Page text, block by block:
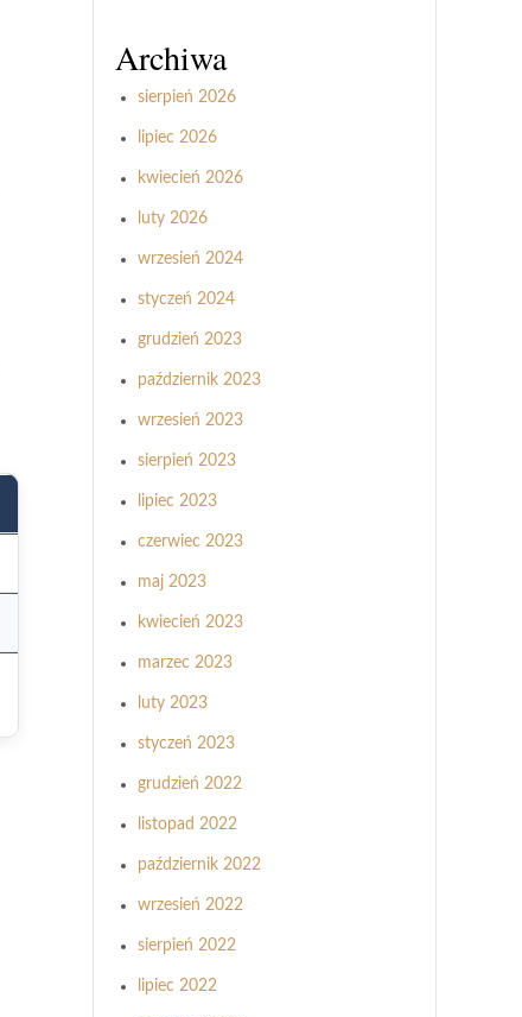
Archiwa
sierpień 2026
lipiec 2026
kwiecień 2026
luty 2026
wrzesień 2024
styczeń 2024
grudzień 2023
październik 2023
wrzesień 2023
sierpień 2023
lipiec 2023
czerwiec 2023
maj 2023
kwiecień 2023
marzec 2023
luty 2023
styczeń 2023
grudzień 2022
listopad 2022
październik 2022
wrzesień 2022
sierpień 2022
lipiec 2022